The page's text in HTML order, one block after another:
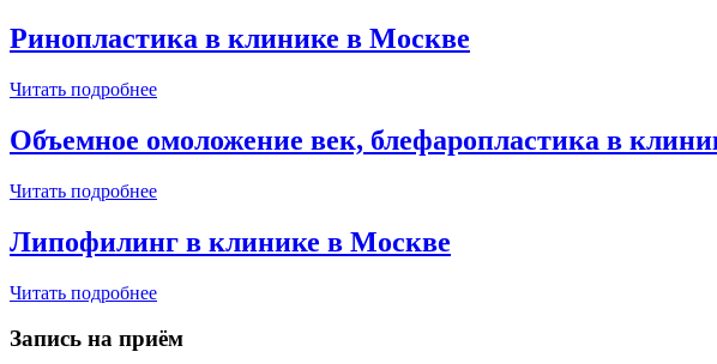
Ринопластика в клинике в Москве
Читать подробнее
Объемное омоложение век, блефаропластика в
Читать подробнее
Липофилинг в клинике в Москве
Читать подробнее
Запись на приём